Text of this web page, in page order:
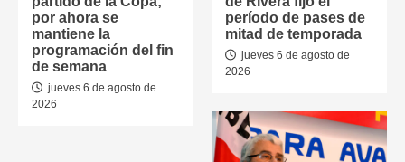
por ahora se
mantiene la
programación del fin
de semana
jueves 6 de agosto de
2026
período de pases de
mitad de temporada
jueves 6 de agosto de
2026